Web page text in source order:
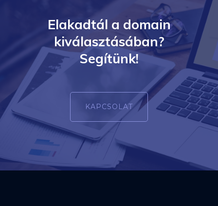
Elakadtál a domain
kiválasztásában?
Segítünk!
KAPCSOLAT